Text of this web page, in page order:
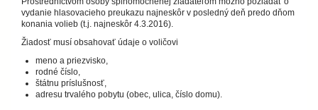
vydanie hlasovacieho preukazu najneskôr v posledný deň predo dňom
konania volieb (t.j. najneskôr 4.3.2016).
Žiadosť musí obsahovať údaje o voličovi
meno a priezvisko,
rodné číslo,
štátnu príslušnosť,
adresu trvalého pobytu (obec, ulica, číslo domu).